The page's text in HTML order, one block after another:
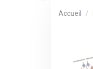
Accueil